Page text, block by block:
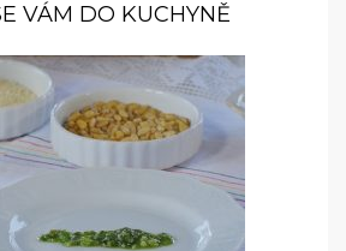
VÁM DO KUCHYNĚ